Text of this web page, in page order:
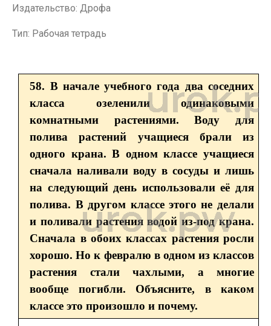
Издательство: Дрофа
Тип: Рабочая тетрадь
58. В начале учебного года два соседних
класса озеленили одинаковыми
комнатными растениями. Воду для
полива растений учащиеся брали из
одного крана. В одном классе учащиеся
сначала наливали воду в сосуды и лишь
на следующий день использовали её для
полива. В другом классе этого не делали
и поливали растения водой из-под крана.
Сначала в обоих классах растения росли
хорошо. Но к февралю в одном из классов
растения стали чахлыми, а многие
вообще погибли. Объясните, в каком
классе это произошло и почему.